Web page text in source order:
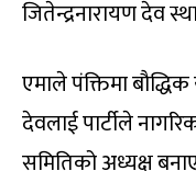
जितेन्द्रनारायण देव
एमाले पंक्तिमा
देवलाई पार्टीले